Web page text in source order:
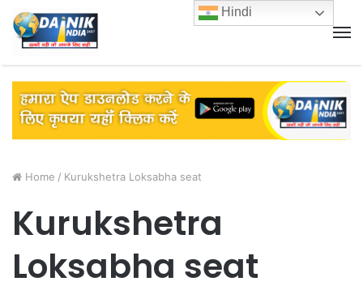
Home / Kurukshetra Loksabha seat
Kurukshetra
Loksabha seat
Hindi